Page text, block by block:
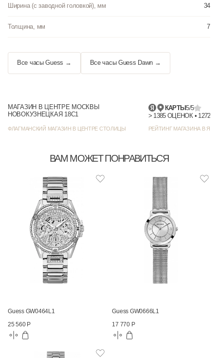
Ширина (с заводной головкой), мм 34
Толщина, мм 7
Все часы Guess → Все часы Guess Dawn →
МАГАЗИН В ЦЕНТРЕ МОСКВЫ
НОВОКУЗНЕЦКАЯ 18С1
ФЛАГМАНСКИЙ МАГАЗИН В ЦЕНТРЕ СТОЛИЦЫ
КАРТЫ5/5
РЕЙТИНГ МАГАЗИНА В
ВАМ МОЖЕТ ПОНРАВИТЬСЯ
Guess GW0464L1
25 560 Р
Guess GW0666L1
17 770 Р